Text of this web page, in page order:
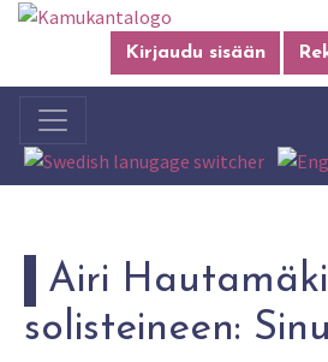
Kirjaudu sisään
Airi Hautamäki
solisteineen: